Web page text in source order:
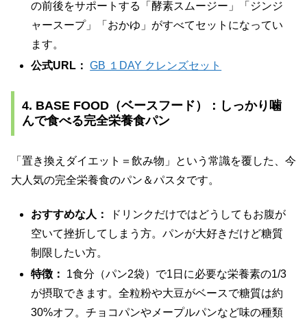
の前後をサポートする「酵素スムージー」「ジンジ
ャースープ」「おかゆ」がすべてセットになってい
ます。
公式URL： GB １DAY クレンズセット
4. BASE FOOD（ベースフード）：しっかり噛
んで食べる完全栄養食パン
「置き換えダイエット＝飲み物」という常識を覆した、今
大人気の完全栄養食のパン＆パスタです。
おすすめな人：
ドリンクだけではどうしてもお腹が
空いて挫折してしまう方。パンが大好きだけど糖質
制限したい方。
特徴：
1食分（パン2袋）で1日に必要な栄養素の1/3
が摂取できます。全粒粉や大豆がベースで糖質は約
30%オフ。チョコパンやメープルパンなど味の種類